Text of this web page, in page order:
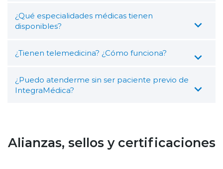
¿Qué especialidades médicas tienen
disponibles?
¿Tienen telemedicina? ¿Cómo funciona?
¿Puedo atenderme sin ser paciente previo de
IntegraMédica?
Alianzas, sellos y certificaciones